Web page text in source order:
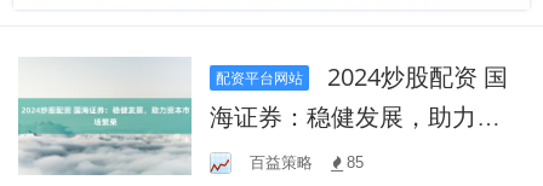
配资平台网站
海证券：稳健发展，助力资
本市场繁荣
百益策略 85